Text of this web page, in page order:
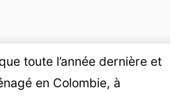
toute l’année dernière et
en Colombie, à